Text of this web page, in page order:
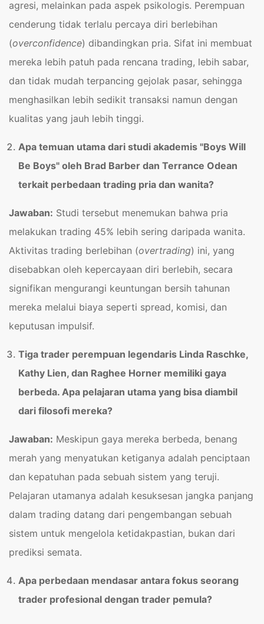
agresi, melainkan pada aspek psikologis. Perempuan
cenderung tidak terlalu percaya diri berlebihan
(overconfidence) dibandingkan pria. Sifat ini membuat
mereka lebih patuh pada rencana trading, lebih sabar,
dan tidak mudah terpancing gejolak pasar, sehingga
menghasilkan lebih sedikit transaksi namun dengan
kualitas yang jauh lebih tinggi.
Apa temuan utama dari studi akademis "Boys Will
Be Boys" oleh Brad Barber dan Terrance Odean
terkait perbedaan trading pria dan wanita?
Jawaban: Studi tersebut menemukan bahwa pria
melakukan trading 45% lebih sering daripada wanita.
Aktivitas trading berlebihan (overtrading) ini, yang
disebabkan oleh kepercayaan diri berlebih, secara
signifikan mengurangi keuntungan bersih tahunan
mereka melalui biaya seperti spread, komisi, dan
keputusan impulsif.
Tiga trader perempuan legendaris Linda Raschke,
Kathy Lien, dan Raghee Horner memiliki gaya
berbeda. Apa pelajaran utama yang bisa diambil
dari filosofi mereka?
Jawaban: Meskipun gaya mereka berbeda, benang
merah yang menyatukan ketiganya adalah penciptaan
dan kepatuhan pada sebuah sistem yang teruji.
Pelajaran utamanya adalah kesuksesan jangka panjang
dalam trading datang dari pengembangan sebuah
sistem untuk mengelola ketidakpastian, bukan dari
prediksi semata.
Apa perbedaan mendasar antara fokus seorang
trader profesional dengan trader pemula?